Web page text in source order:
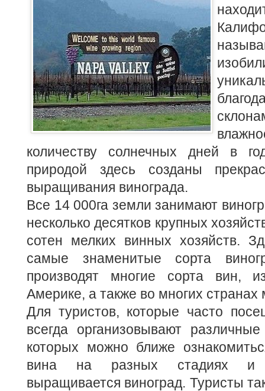
количеству солнечных дней в
природой здесь созданы
выращивания винограда.
Все 14 000га земли занимают
несколько десятков крупных
сотен мелких винных хозяйств.
самые знаменитые сорта
производят многие сорта вин,
Америке, а также во многих странах
Для туристов, которые часто
всегда организовывают
которых можно ближе
вина на разных стадиях и
выращивается виноград. Туристы